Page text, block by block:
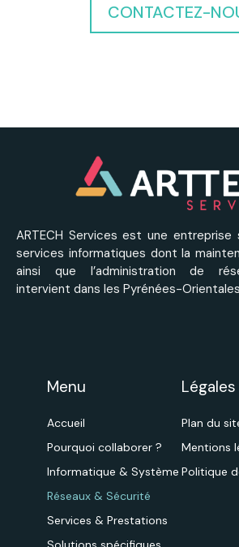
CONTACTEZ-
ARTECH Services est une entreprise
services informatiques dont la
ainsi que l’administration de
intervient dans les Pyrénées-
Menu
Accueil
Pourquoi collaborer ?
Informatique & Système
Réseaux & Sécurité
Services & Prestations
Légales
Plan du
Mentions
Politique